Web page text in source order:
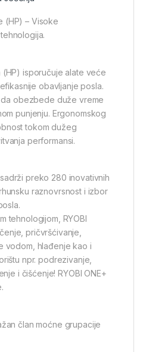
(HP) – Visoke
isporučuje alate veće
obavljanje posla.
da obezbede duže vreme
punjenju. Ergonomskog
tokom dužeg
performansi.
sadrži preko 280 inovativnih
raznovrsnost i izbor
tehnologijom, RYOBI
pričvršćivanje,
vodom, hlađenje kao i
npr. podrezivanje,
i čišćenje! RYOBI ONE+
član moćne grupacije